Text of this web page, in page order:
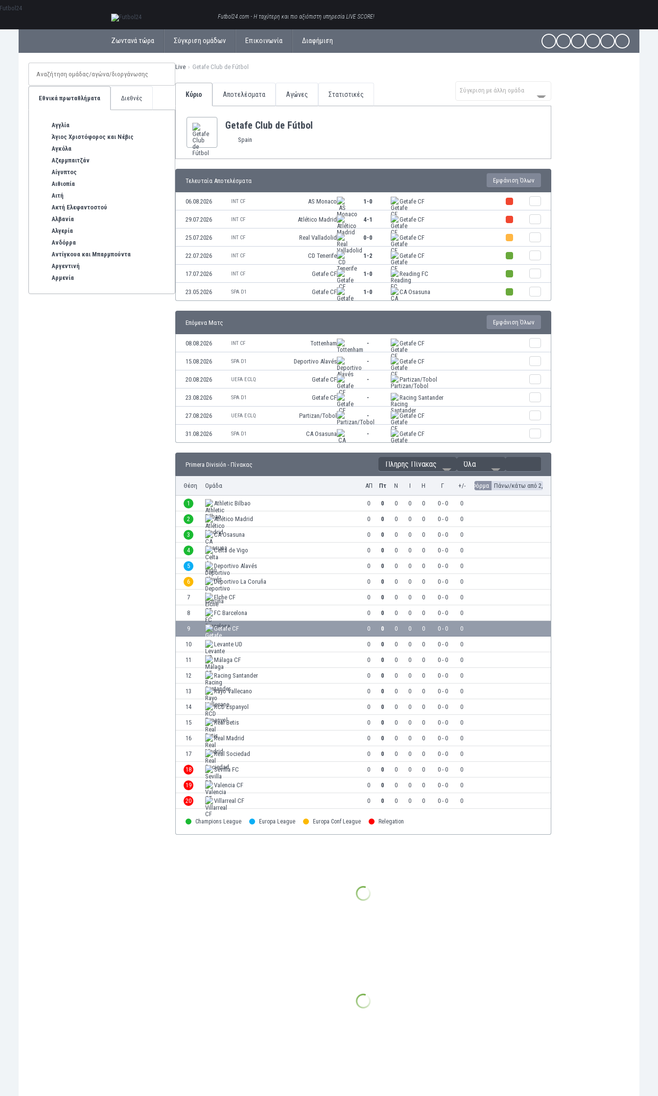
Futbol24.com - Η ταχύτερη και πιο αξιόπιστη υπηρεσία LIVE SCORE!
Ζωντανά τώρα Σύγκριση ομάδων Επικοινωνία Διαφήμιση
Εθνικά πρωταθλήματα Διεθνές
Αγγλία
Άγιος Χριστόφορος και Νέβις
Αγκόλα
Αζερμπαιτζάν
Αίγυπτος
Αιθιοπία
Αιτή
Ακτή Ελεφαντοστού
Αλβανία
Αλγερία
Ανδόρρα
Αντίγκουα και Μπαρμπούντα
Αργεντινή
Αρμενία
Live Getafe Club de Fútbol
Κύριο Αποτελέσματα Αγώνες Στατιστικές
Σύγκριση με άλλη ομάδα
Getafe Club de Fútbol
Spain
Τελευταία Αποτελέσματα Εμφάνιση Όλων
06.08.2026 INT CF AS Monaco 1-0 Getafe CF
29.07.2026 INT CF Atlético Madrid 4-1 Getafe CF
25.07.2026 INT CF Real Valladolid 0-0 Getafe CF
22.07.2026 INT CF CD Tenerife 1-2 Getafe CF
17.07.2026 INT CF Getafe CF 1-0 Reading FC
23.05.2026 SPA D1 Getafe CF 1-0 CA Osasuna
Επόμενα Ματς Εμφάνιση Όλων
08.08.2026 INT CF Tottenham - Getafe CF
15.08.2026 SPA D1 Deportivo Alavés - Getafe CF
20.08.2026 UEFA ECLQ Getafe CF - Partizan/Tobol
23.08.2026 SPA D1 Getafe CF - Racing Santander
27.08.2026 UEFA ECLQ Partizan/Tobol - Getafe CF
31.08.2026 SPA D1 CA Osasuna - Getafe CF
Primera División - Πίνακας Πλήρης Πίνακας Όλα
Θέση Ομάδα ΑΠ Πτ Ν Ι Η Γ +/- Φόρμα Πάνω/κάτω από 2,5
1 Athletic Bilbao 0 0 0 0 0 0 - 0 0
2 Atlético Madrid 0 0 0 0 0 0 - 0 0
3 CA Osasuna 0 0 0 0 0 0 - 0 0
4 Celta de Vigo 0 0 0 0 0 0 - 0 0
5 Deportivo Alavés 0 0 0 0 0 0 - 0 0
6 Deportivo La Coruña 0 0 0 0 0 0 - 0 0
7 Elche CF 0 0 0 0 0 0 - 0 0
8 FC Barcelona 0 0 0 0 0 0 - 0 0
9 Getafe CF 0 0 0 0 0 0 - 0 0
10 Levante UD 0 0 0 0 0 0 - 0 0
11 Málaga CF 0 0 0 0 0 0 - 0 0
12 Racing Santander 0 0 0 0 0 0 - 0 0
13 Rayo Vallecano 0 0 0 0 0 0 - 0 0
14 RCD Espanyol 0 0 0 0 0 0 - 0 0
15 Real Betis 0 0 0 0 0 0 - 0 0
16 Real Madrid 0 0 0 0 0 0 - 0 0
17 Real Sociedad 0 0 0 0 0 0 - 0 0
18 Sevilla FC 0 0 0 0 0 0 - 0 0
19 Valencia CF 0 0 0 0 0 0 - 0 0
20 Villarreal CF 0 0 0 0 0 0 - 0 0
Champions League Europa League Europa Conf League Relegation